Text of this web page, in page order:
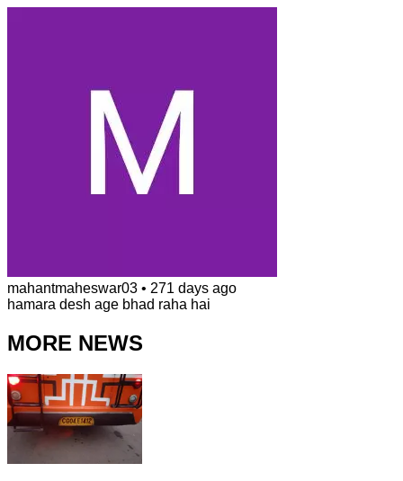
mahantmaheswar03 • 271 days ago
hamara desh age bhad raha hai
MORE NEWS